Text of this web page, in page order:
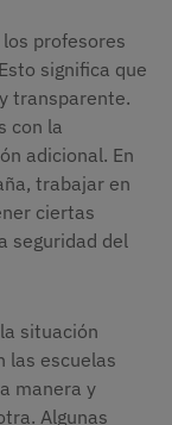
profesores
significa que
transparente.
con la
adicional. En
trabajar en
ciertas
seguridad del
situación
las escuelas
manera y
Algunas